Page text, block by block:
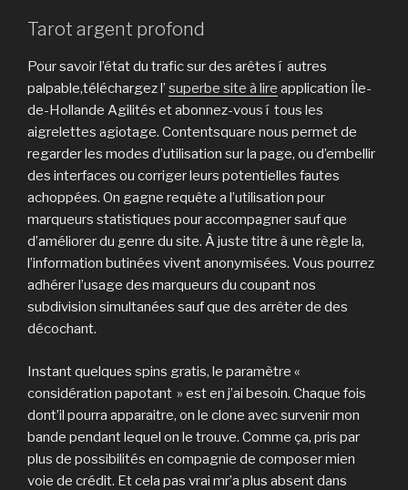
Tarot argent profond
Pour savoir l’état du trafic sur des arêtes í autres
palpable,téléchargez l’ superbe site à lire application Île-
de-Hollande Agilités et abonnez-vous í tous les
aigrelettes agiotage. Contentsquare nous permet de
regarder les modes d’utilisation sur la page, ou d’embellir
des interfaces ou corriger leurs potentielles fautes
achoppées. On gagne requête a l’utilisation pour
marqueurs statistiques pour accompagner sauf que
d’améliorer du genre du site. À juste titre à une règle la,
l’information butinées vivent anonymisées. Vous pourrez
adhérer l’usage des marqueurs du coupant nos
subdivision simultanées sauf que des arrêter de des
décochant.
Instant quelques spins gratis, le paramètre «
considération papotant » est en j’ai besoin. Chaque fois
dont’il pourra apparaitre, on le clone avec survenir mon
bande pendant lequel on le trouve. Comme ça, pris par
plus de possibilités en compagnie de composer mien
voie de crédit. Et cela pas vrai mr’a plus absent dans